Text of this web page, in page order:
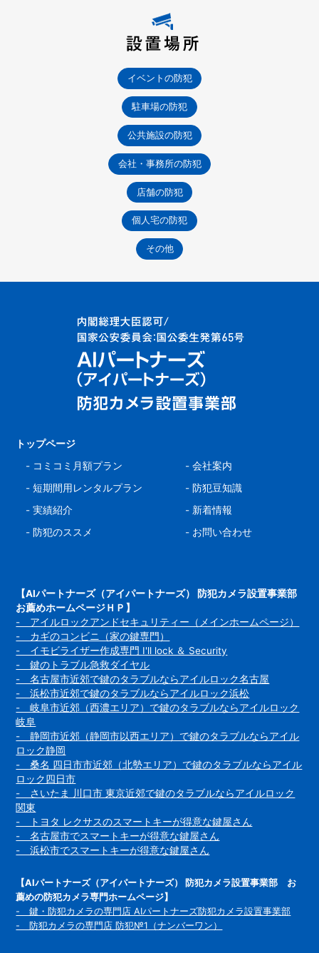
イベントの防犯
駐車場の防犯
公共施設の防犯
会社・事務所の防犯
店舗の防犯
個人宅の防犯
その他
トップページ
- コミコミ月額プラン
-短期間用レンタルプラン
-実績紹介
-防犯のススメ
-会社案内
- 防犯豆知識
- 新着情報
- お問い合わせ
【AIパートナーズ（アイパートナーズ） 防犯カメラ設置事業部
お薦めホームページＨＰ】
- アイルロックアンドセキュリティー（メインホームページ）
- カギのコンビニ（家の鍵専門）
- イモビライザー作成専門 I'll lock ＆ Security
- 鍵のトラブル急救ダイヤル
- 名古屋市近郊で鍵のタラブルならアイルロック名古屋
- 浜松市近郊で鍵のタラブルならアイルロック浜松
- 岐阜市近郊（西濃エリア）で鍵のタラブルならアイルロック
岐阜
- 静岡市近郊（静岡市以西エリア）で鍵のタラブルならアイル
ロック静岡
- 桑名 四日市市近郊（北勢エリア）で鍵のタラブルならアイル
ロック四日市
- さいたま 川口市 東京近郊で鍵のタラブルならアイルロック
関東
- トヨタ レクサスのスマートキーが得意な鍵屋さん
- 名古屋市でスマートキーが得意な鍵屋さん
- 浜松市でスマートキーが得意な鍵屋さん
【AIパートナーズ（アイパートナーズ） 防犯カメラ設置事業部 お
薦めの防犯カメラ専門ホームページ】
- 鍵・防犯カメラの専門店 AIパートナーズ防犯カメラ設置事業部
- 防犯カメラの専門店 防犯№1（ナンバーワン）